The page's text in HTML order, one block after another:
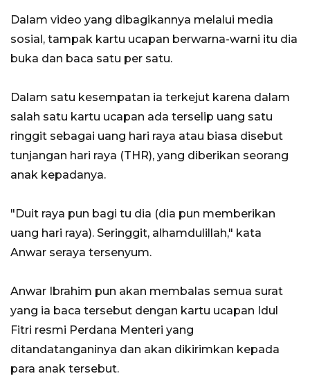
Dalam video yang dibagikannya melalui media
sosial, tampak kartu ucapan berwarna-warni itu dia
buka dan baca satu per satu.
Dalam satu kesempatan ia terkejut karena dalam
salah satu kartu ucapan ada terselip uang satu
ringgit sebagai uang hari raya atau biasa disebut
tunjangan hari raya (THR), yang diberikan seorang
anak kepadanya.
"Duit raya pun bagi tu dia (dia pun memberikan
uang hari raya). Seringgit, alhamdulillah," kata
Anwar seraya tersenyum.
Anwar Ibrahim pun akan membalas semua surat
yang ia baca tersebut dengan kartu ucapan Idul
Fitri resmi Perdana Menteri yang
ditandatanganinya dan akan dikirimkan kepada
para anak tersebut.